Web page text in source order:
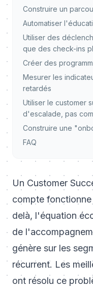
Construire un
Automatiser
Utiliser des
que des check-ins
Créer des
Mesurer les
retardés
Utiliser le customer
d'escalade, pas
Construire une
FAQ
Un Customer
compte
delà, l'équation
de
génère sur les
récurrent. Les
ont résolu ce